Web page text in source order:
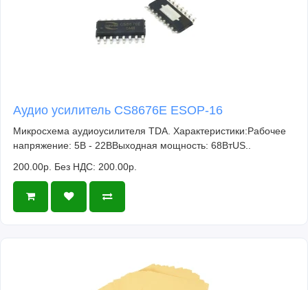
Аудио усилитель CS8676E ESOP-16
Микросхема аудиоусилителя TDA. Характеристики:Рабочее
напряжение: 5В - 22ВВыходная мощность: 68ВтUS..
200.00р. Без НДС: 200.00р.